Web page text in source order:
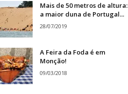
Mais de 50 metros de altura:
a maior duna de Portugal...
28/07/2019
A Feira da Foda é em
Monção!
09/03/2018